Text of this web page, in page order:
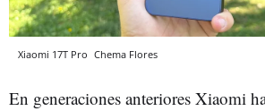
Xiaomi 17T Pro Chema Flores
En generaciones anteriores Xiaomi